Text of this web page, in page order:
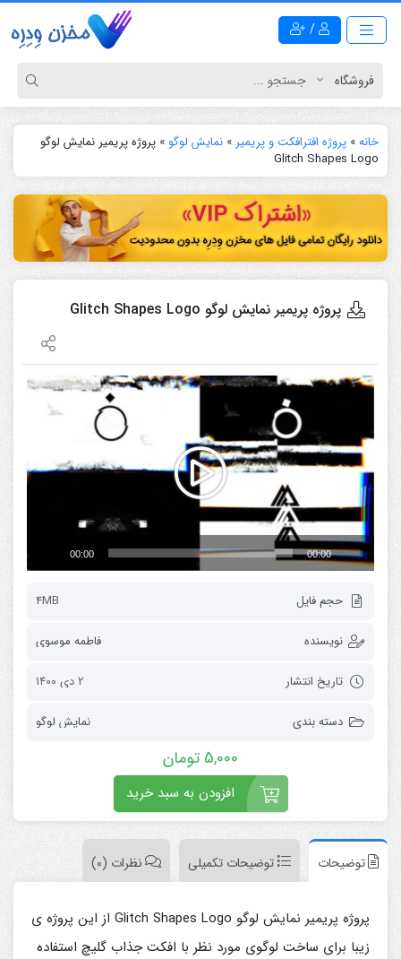
/
خانه» پروژه افترافکت و پریمیر » نمایش لوگو » پروژه پریمیر نمایش لوگو
Glitch Shapes Logo
پروژه پریمیر نمایش لوگو Glitch Shapes Logo
نمایشگر
00:00
00:00
حجم فایل 4MB
نویسنده فاطمه موسوی
تاریخ انتشار 2 دی 1400
دسته بندی نمایش لوگو
5,000 تومان
افزودن به سبد خرید
توضیحات توضیحات تکمیلی نظرات (0)
پروژه پریمیر نمایش لوگو Glitch Shapes Logo از این پروژه ی
زیبا برای ساخت لوگوی مورد نظر با افکت جذاب گلیچ استفاده